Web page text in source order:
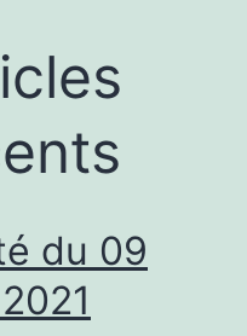
du 09